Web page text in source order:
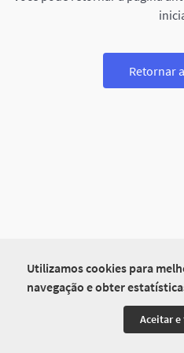
Utilizamos cookies para
navegação e obter
Aceitar e
Retornar